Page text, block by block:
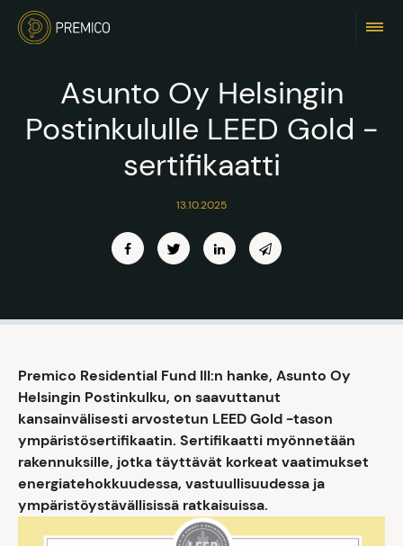
Asunto Oy Helsingin
Postinkululle LEED Gold -
sertifikaatti
13.10.2025
Premico Residential Fund III:n hanke, Asunto Oy
Helsingin Postinkulku, on saavuttanut
kansainvälisesti arvostetun LEED Gold -tason
ympäristösertifikaatin. Sertifikaatti myönnetään
rakennuksille, jotka täyttävät korkeat vaatimukset
energiatehokkuudessa, vastuullisuudessa ja
ympäristöystävällisissä ratkaisuissa.